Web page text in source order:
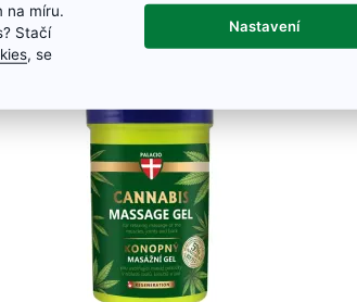
na míru.
Stačí
, se
Nastavení